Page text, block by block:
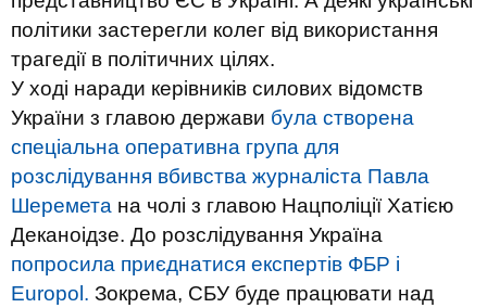
політики застерегли колег від використання
трагедії в політичних цілях.
У ході наради керівників силових відомств
України з главою держави була створена
спеціальна оперативна група для
розслідування вбивства журналіста Павла
Шеремета на чолі з главою Нацполіції Хатією
Деканоідзе. До розслідування Україна
попросила приєднатися експертів ФБР і
Europol. Зокрема, СБУ буде працювати над